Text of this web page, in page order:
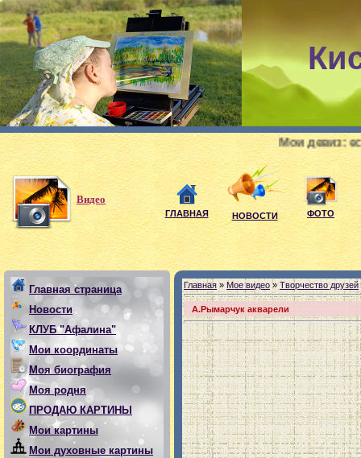
Мои девиз: если,
Видео
ГЛАВНАЯ НОВОСТИ ФОТО
Главная страница
Новости
КЛУБ "Афалина"
Мои координаты
Моя биография
Моя родня
ПРОДАЮ КАРТИНЫ
Мои картины
Мои духовные картины
Главная » Мое видео »Творчество друзей
А.Рымарчук акварели